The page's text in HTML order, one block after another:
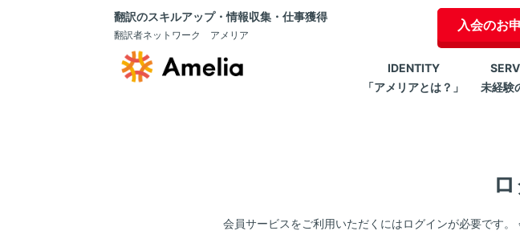
翻訳のスキルアップ・情報収集・仕事獲得
翻訳者ネットワーク アメリア
入会のお
IDENTITY
「アメリアとは？」
未経験
会員サービスをご利用いただくにはログインが必要です